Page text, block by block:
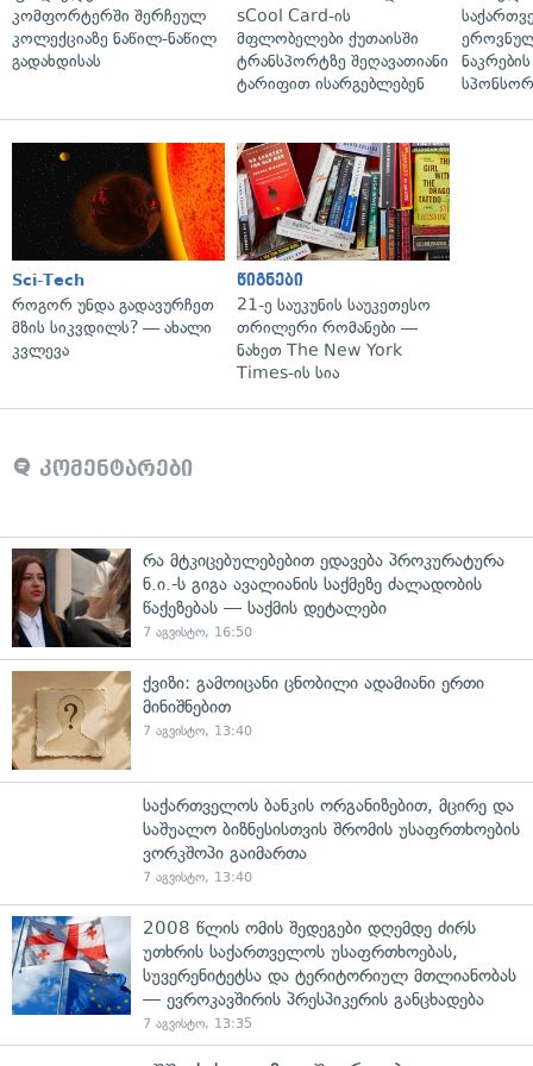
კომფორტერში შერჩეულ
კოლექციაზე ნაწილ-ნაწილ
გადახდისას
sCool Card-ის
მფლობელები ქუთაისში
ტრანსპორტზე შეღავათიანი
ტარიფით ისარგებლებენ
Sci-Tech
როგორ უნდა გადავურჩეთ
მზის სიკვდილს? — ახალი
კვლევა
წიგნები
21-ე საუკუნის საუკეთესო
თრილერი რომანები —
ნახეთ The New York
Times-ის სია
კომენტარები
რა მტკიცებულებებით ედავება პროკურატურა
ნ.ი.-ს გიგა ავალიანის საქმეზე ძალადობის
წაქეზებას — საქმის დეტალები
7 აგვისტო, 16:50
ქვიზი: გამოიცანი ცნობილი ადამიანი ერთი
მინიშნებით
7 აგვისტო, 13:40
საქართველოს ბანკის ორგანიზებით, მცირე და
საშუალო ბიზნესისთვის შრომის უსაფრთხოების
ვორკშოპი გაიმართა
7 აგვისტო, 13:40
2008 წლის ომის შედეგები დღემდე ძირს
უთხრის საქართველოს უსაფრთხოებას,
სუვერენიტეტსა და ტერიტორიულ მთლიანობას
— ევროკავშირის პრესპიკერის განცხადება
7 აგვისტო, 13:35